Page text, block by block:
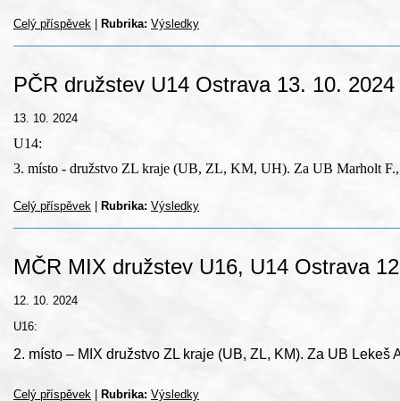
Celý příspěvek Rubrika: Výsledky
PČR družstev U14 Ostrava 13. 10. 2024
13. 10. 2024
U14:
3. místo - družstvo ZL kraje (UB, ZL, KM, UH). Za UB Marholt
Celý příspěvek Rubrika: Výsledky
MČR MIX družstev U16, U14 Ostrava
12. 10. 2024
U16:
2. místo – MIX družstvo ZL kraje (UB, ZL, KM). Za UB Lekeš
Celý příspěvek Rubrika: Výsledky